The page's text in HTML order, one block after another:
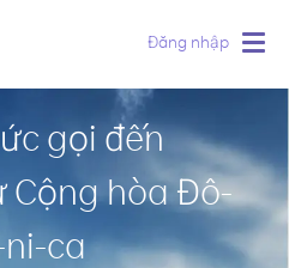
Đăng nhập
gọi đến
Cộng hòa Đô-
ca